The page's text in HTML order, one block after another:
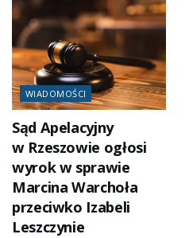
WIADOMOŚCI
Sąd Apelacyjny
w Rzeszowie ogłosi
wyrok w sprawie
Marcina Warchoła
przeciwko Izabeli
Leszczynie